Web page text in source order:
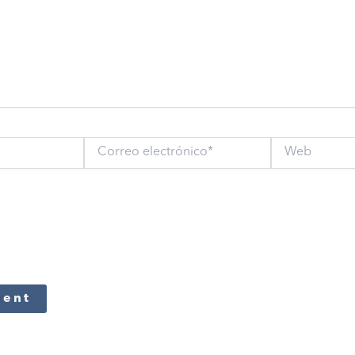
Correo
Web